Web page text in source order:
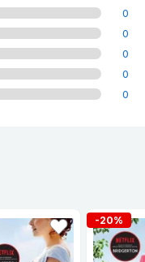
0
0
0
0
0
-20%